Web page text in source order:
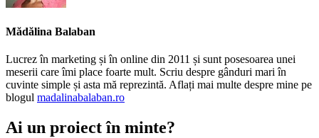
Mădălina Balaban
Lucrez în marketing și în online din 2011 și sunt posesoarea unei
meserii care îmi place foarte mult. Scriu despre gânduri mari în
cuvinte simple și asta mă reprezintă. Aflați mai multe despre mine pe
blogul madalinabalaban.ro
Ai un proiect în minte?